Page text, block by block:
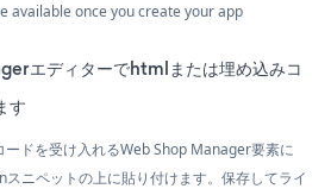
available once you create your app
エディターでhtmlまたは埋め込みコ
す
ドを受け入れるWeb Shop Manager要素に
ニペットの上に貼り付けます。保存してライ